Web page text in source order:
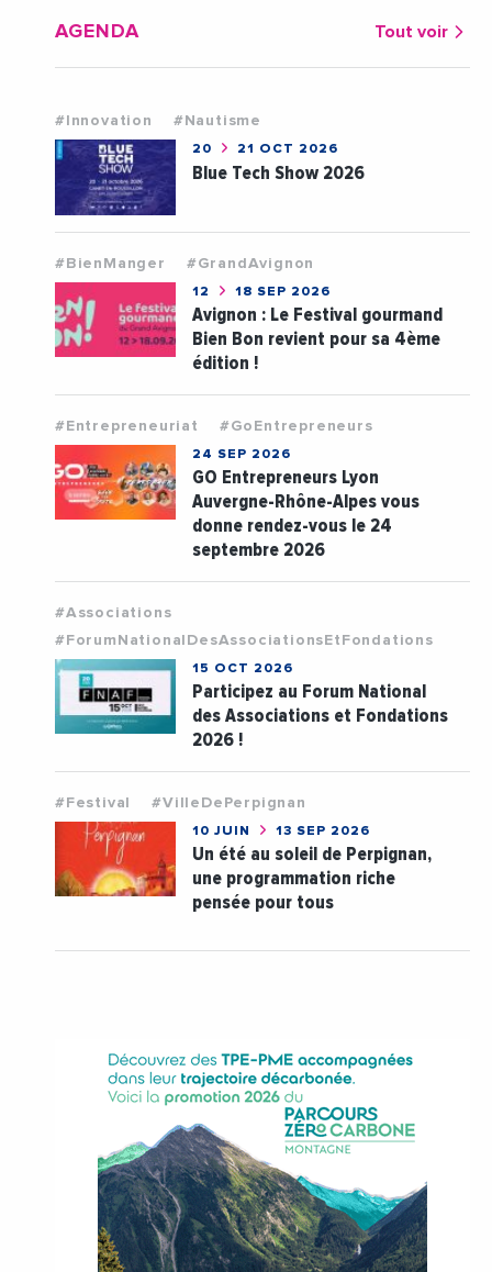
AGENDA Tout voir
#Innovation #Nautisme
20 21 OCT 2026
Blue Tech Show 2026
#BienManger #GrandAvignon
12 18 SEP 2026
Avignon : Le Festival gourmand
Bien Bon revient pour sa 4ème
édition !
#Entrepreneuriat #GoEntrepreneurs
24 SEP 2026
GO Entrepreneurs Lyon
Auvergne-Rhône-Alpes vous
donne rendez-vous le 24
septembre 2026
#Associations
#ForumNationalDesAssociationsEtFondations
15 OCT 2026
Participez au Forum National
des Associations et Fondations
2026 !
#Festival #VilleDePerpignan
10 JUIN 13 SEP 2026
Un été au soleil de Perpignan,
une programmation riche
pensée pour tous